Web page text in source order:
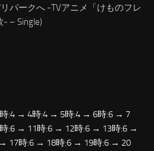
パークへ -TVアニメ「けものフレ
– Single)
:4 → 4時:4 → 5時:4 → 6時:6 → 7
:6 → 11時:6 → 12時:6 → 13時:6 →
17時:6 → 18時:6 → 19時:6 → 20